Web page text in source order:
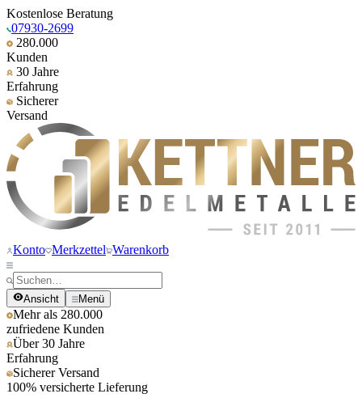
Kostenlose Beratung
07930-2699
280.000
Kunden
30 Jahre
Erfahrung
Sicherer
Versand
Konto Merkzettel Warenkorb
Ansicht Menü
Mehr als 280.000
zufriedene Kunden
Über 30 Jahre
Erfahrung
Sicherer Versand
100% versicherte Lieferung